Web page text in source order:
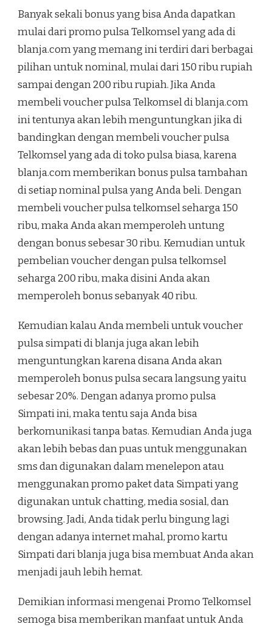
Banyak sekali bonus yang bisa Anda dapatkan
mulai dari promo pulsa Telkomsel yang ada di
blanja.com yang memang ini terdiri dari berbagai
pilihan untuk nominal, mulai dari 150 ribu rupiah
sampai dengan 200 ribu rupiah. Jika Anda
membeli voucher pulsa Telkomsel di blanja.com
ini tentunya akan lebih menguntungkan jika di
bandingkan dengan membeli voucher pulsa
Telkomsel yang ada di toko pulsa biasa, karena
blanja.com memberikan bonus pulsa tambahan
di setiap nominal pulsa yang Anda beli. Dengan
membeli voucher pulsa telkomsel seharga 150
ribu, maka Anda akan memperoleh untung
dengan bonus sebesar 30 ribu. Kemudian untuk
pembelian voucher dengan pulsa telkomsel
seharga 200 ribu, maka disini Anda akan
memperoleh bonus sebanyak 40 ribu.
Kemudian kalau Anda membeli untuk voucher
pulsa simpati di blanja juga akan lebih
menguntungkan karena disana Anda akan
memperoleh bonus pulsa secara langsung yaitu
sebesar 20%. Dengan adanya promo pulsa
Simpati ini, maka tentu saja Anda bisa
berkomunikasi tanpa batas. Kemudian Anda juga
akan lebih bebas dan puas untuk menggunakan
sms dan digunakan dalam menelepon atau
menggunakan promo paket data Simpati yang
digunakan untuk chatting, media sosial, dan
browsing. Jadi, Anda tidak perlu bingung lagi
dengan adanya internet mahal, promo kartu
Simpati dari blanja juga bisa membuat Anda akan
menjadi jauh lebih hemat.
Demikian informasi mengenai Promo Telkomsel
semoga bisa memberikan manfaat untuk Anda